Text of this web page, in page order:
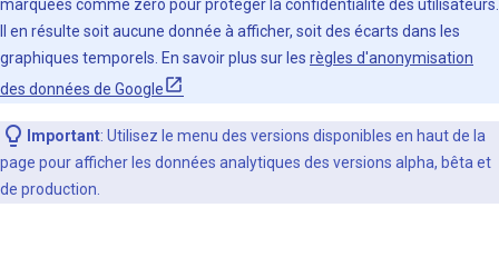
marquées comme zéro pour protéger la confidentialité des utilisateurs.
Il en résulte soit aucune donnée à afficher, soit des écarts dans les
graphiques temporels. En savoir plus sur les règles d'anonymisation
des données de Google
Important: Utilisez le menu des versions disponibles en haut de la
page pour afficher les données analytiques des versions alpha, bêta et
de production.